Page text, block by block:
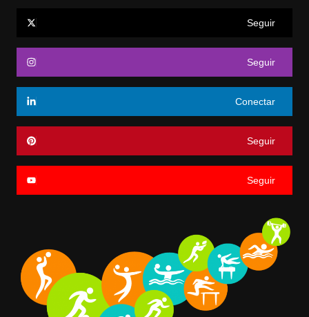
Seguir
Seguir
Conectar
Seguir
Seguir